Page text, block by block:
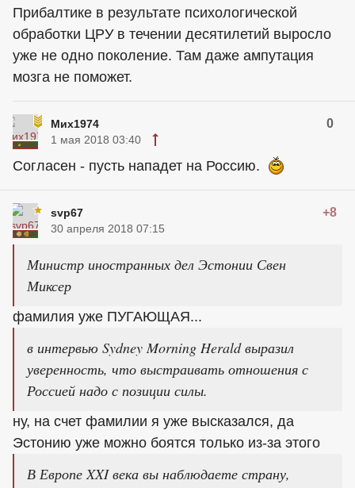
Прибалтике в результате психологической
обработки ЦРУ в течении десятилетий выросло
уже не одно поколение. Там даже ампутация
мозга не поможет.
Мих1974 0
1 мая 2018 03:40
Согласен - пусть нападет на Россию.
svp67 +8
30 апреля 2018 07:15
Министр иностранных дел Эстонии Свен
Миксер
фамилия уже ПУГАЮЩАЯ...
в интервью Sydney Morning Herald выразил
уверенность, что выстраивать отношения с
Россией надо с позиции силы.
ну, на счет фамилии я уже высказался, да
Эстонию уже можно боятся только из-за этого
В Европе XXI века вы наблюдаете страну,